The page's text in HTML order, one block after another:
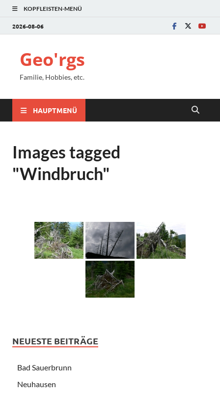
KOPFLEISTEN-MENÜ
2026-08-06
Geo'rgs
Familie, Hobbies, etc.
HAUPTMENÜ
Images tagged
"Windbruch"
NEUESTE BEITRÄGE
Bad Sauerbrunn
Neuhausen